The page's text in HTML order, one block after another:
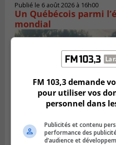
Publié le 6 août 2026 à 16h00
Un Québécois parmi
mondial
FM 103,3 demande
pour utiliser vos
personnel dans
Publicités et contenu
performance des
d’audience et